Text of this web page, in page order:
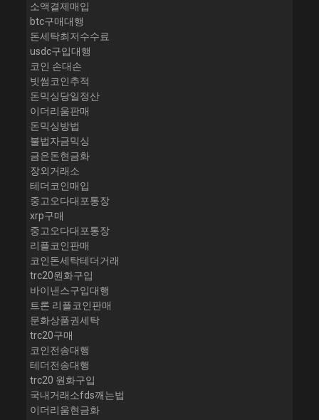
소액결제매입
btc구매대행
돈세탁최저수수료
usdc구입대행
코인 손대손
빗썸코인추적
돈믹싱당일정산
이더리움판매
돈믹싱방법
불법자금믹싱
금은돈현금화
장외거래소
테더코인매입
중고오다대포통장
xrp구매
중고오다대포통장
리플코인판매
코인돈세탁테더거래
trc20원화구입
바이낸스구입대행
트론 리플코인판매
문화상품권세탁
trc20구매
코인전송대행
테더전송대행
trc20 원화구입
국내거래소fds깨는법
이더리움현금화